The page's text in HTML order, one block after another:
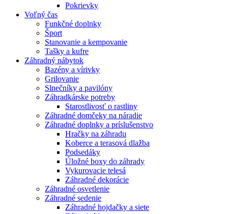
Pokrievky
Voľný čas
Funkčné doplnky
Šport
Stanovanie a kempovanie
Tašky a kufre
Záhradný nábytok
Bazény a vírivky
Grilovanie
Slnečníky a pavilóny
Záhradkárske potreby
Starostlivosť o rastliny
Záhradné domčeky na náradie
Záhradné doplnky a príslušenstvo
Hračky na záhradu
Koberce a terasová dlažba
Podsedáky
Úložné boxy do záhrady
Vykurovacie telesá
Záhradné dekorácie
Záhradné osvetlenie
Záhradné sedenie
Záhradné hojdačky a siete